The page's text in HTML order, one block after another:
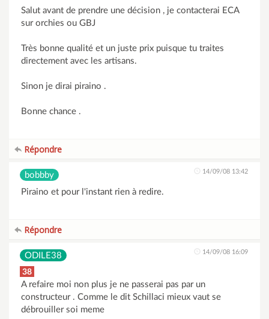
Salut avant de prendre une décision , je contacterai ECA
sur orchies ou GBJ
Très bonne qualité et un juste prix puisque tu traites
directement avec les artisans.
Sinon je dirai piraino .
Bonne chance .
Répondre
bobbby 14/09/08 13:42
Piraino et pour l'instant rien à redire.
Répondre
ODILE38 14/09/08 16:09
38
A refaire moi non plus je ne passerai pas par un
constructeur . Comme le dit Schillaci mieux vaut se
débrouiller soi meme